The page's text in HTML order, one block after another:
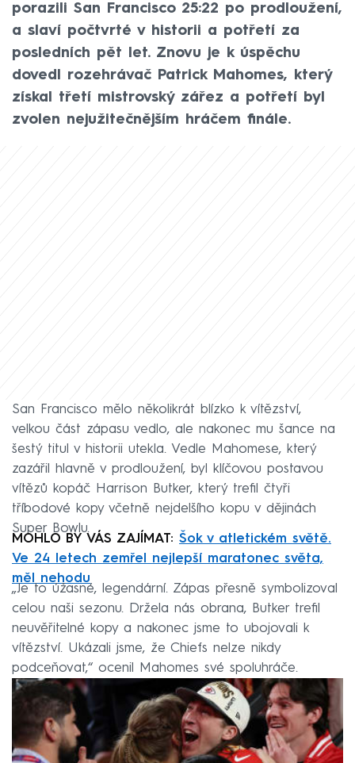
porazili San Francisco 25:22 po prodloužení,
a slaví počtvrté v historii a potřetí za
posledních pět let. Znovu je k úspěchu
dovedl rozehrávač Patrick Mahomes, který
získal třetí mistrovský zářez a potřetí byl
zvolen nejužitečnějším hráčem finále.
San Francisco mělo několikrát blízko k vítězství,
velkou část zápasu vedlo, ale nakonec mu šance na
šestý titul v historii utekla. Vedle Mahomese, který
zazářil hlavně v prodloužení, byl klíčovou postavou
vítězů kopáč Harrison Butker, který trefil čtyři
tříbodové kopy včetně nejdelšího kopu v dějinách
Super Bowlu.
MOHLO BY VÁS ZAJÍMAT: Šok v atletickém světě.
Ve 24 letech zemřel nejlepší maratonec světa,
měl nehodu
„Je to úžasné, legendární. Zápas přesně symbolizoval
celou naši sezonu. Držela nás obrana, Butker trefil
neuvěřitelné kopy a nakonec jsme to ubojovali k
vítězství. Ukázali jsme, že Chiefs nelze nikdy
podceňovat,“ ocenil Mahomes své spoluhráče.